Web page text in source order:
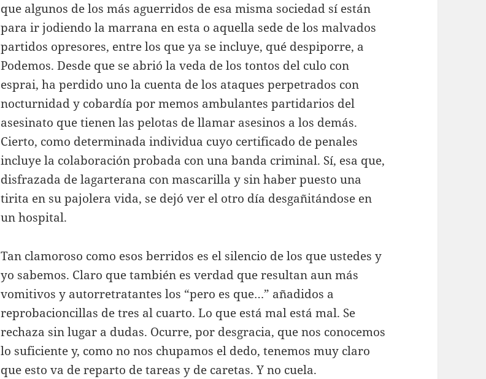
que algunos de los más aguerridos de esa misma sociedad sí están
para ir jodiendo la marrana en esta o aquella sede de los malvados
partidos opresores, entre los que ya se incluye, qué despiporre, a
Podemos. Desde que se abrió la veda de los tontos del culo con
esprai, ha perdido uno la cuenta de los ataques perpetrados con
nocturnidad y cobardía por memos ambulantes partidarios del
asesinato que tienen las pelotas de llamar asesinos a los demás.
Cierto, como determinada individua cuyo certificado de penales
incluye la colaboración probada con una banda criminal. Sí, esa que,
disfrazada de lagarterana con mascarilla y sin haber puesto una
tirita en su pajolera vida, se dejó ver el otro día desgañitándose en
un hospital.
Tan clamoroso como esos berridos es el silencio de los que ustedes y
yo sabemos. Claro que también es verdad que resultan aun más
vomitivos y autorretratantes los “pero es que…” añadidos a
reprobacioncillas de tres al cuarto. Lo que está mal está mal. Se
rechaza sin lugar a dudas. Ocurre, por desgracia, que nos conocemos
lo suficiente y, como no nos chupamos el dedo, tenemos muy claro
que esto va de reparto de tareas y de caretas. Y no cuela.